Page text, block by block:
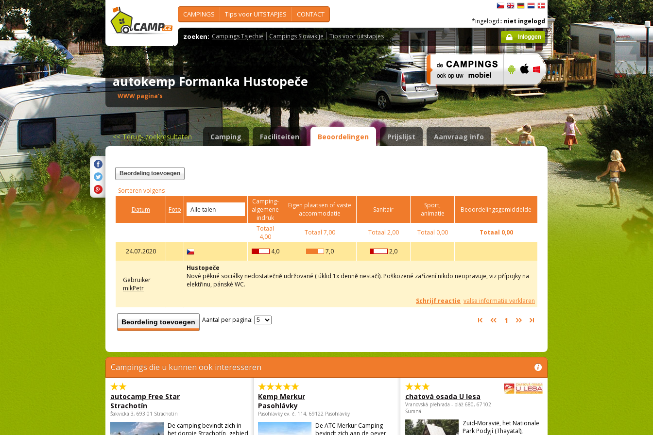
CAMPINGS Tips voor UITSTAPJES CONTACT
zoeken: Campings Tsjechië Campings Slowakije Tips voor uitstapjes
*ingelogd:: niet ingelogd
Inloggen
autokemp Formanka Hustopeče
WWW pagina's
<<Terug- zoekresultaten Camping Faciliteiten Beoordelingen Prijslijst Aanvraag info
Beordeling toevoegen
Sorteren volgens
Datum Foto
Camping-
algemene
indruk
Eigen plaatsen of vaste
accommodatie
Sanitair
Sport,
animatie
Beoordelingsgemiddelde
Totaal
4,00
Totaal 7,00 Totaal 2,00 Totaal 0,00 Totaal 0,00
24.07.2020 4,0 7,0 2,0
Gebruiker
mikPetr
Hustopeče
Nové pěkné sociálky nedostatečně udržované ( úklid 1x denně nestačí). Poškozené zařízení nikdo neopravuje, viz přípojky na
elektřinu, pánské WC.
Schrijf reactie valse informatie verklaren
Beordeling toevoegen Aantal per pagina: 1
Campings die u kunnen ook interesseren
autocamp Free Star
Strachotín
Šakvická 3, 693 01 Strachotín
De camping bevindt zich in
Kemp Merkur
Pasohlávky
Pasohlávky ev. č. 114, 69122 Pasohlávky
De ATC Merkur Camping
chatová osada U lesa
Vranovská přehrada - pláž 680, 67102
Šumná
Zuid-Moravië, het Nationale
Park Podyjí (Thayatal),